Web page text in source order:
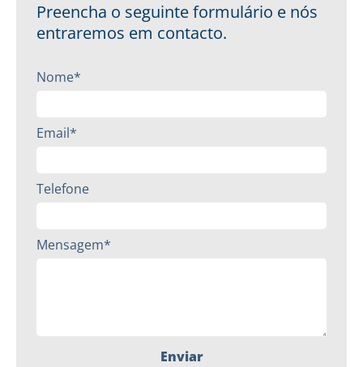
Preencha o seguinte formulário e nós
entraremos em contacto.
Nome*
Email*
Telefone
Mensagem*
Enviar